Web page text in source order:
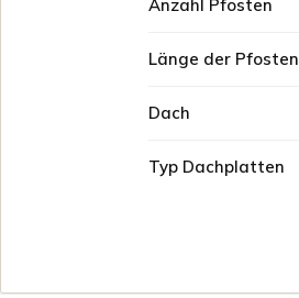
Anzahl Pfosten
Länge der Pfosten
Dach
Typ Dachplatten